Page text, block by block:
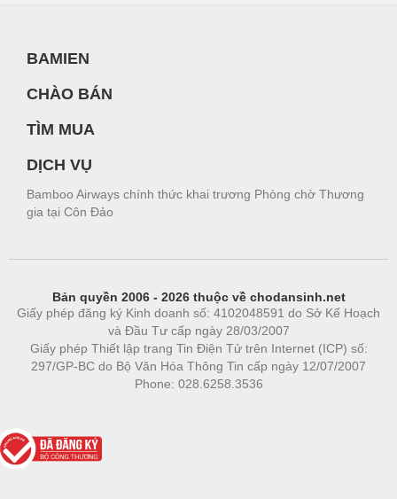
BAMIEN
CHÀO BÁN
TÌM MUA
DỊCH VỤ
Bamboo Airways chính thức khai trương Phòng chờ Thương
gia tại Côn Đảo
Bản quyền 2006 - 2026 thuộc về chodansinh.net
Giấy phép đăng ký Kinh doanh số: 4102048591 do Sở Kế Hoạch
và Đầu Tư cấp ngày 28/03/2007
Giấy phép Thiết lập trang Tin Điện Tử trên Internet (ICP) số:
297/GP-BC do Bộ Văn Hóa Thông Tin cấp ngày 12/07/2007
Phone: 028.6258.3536